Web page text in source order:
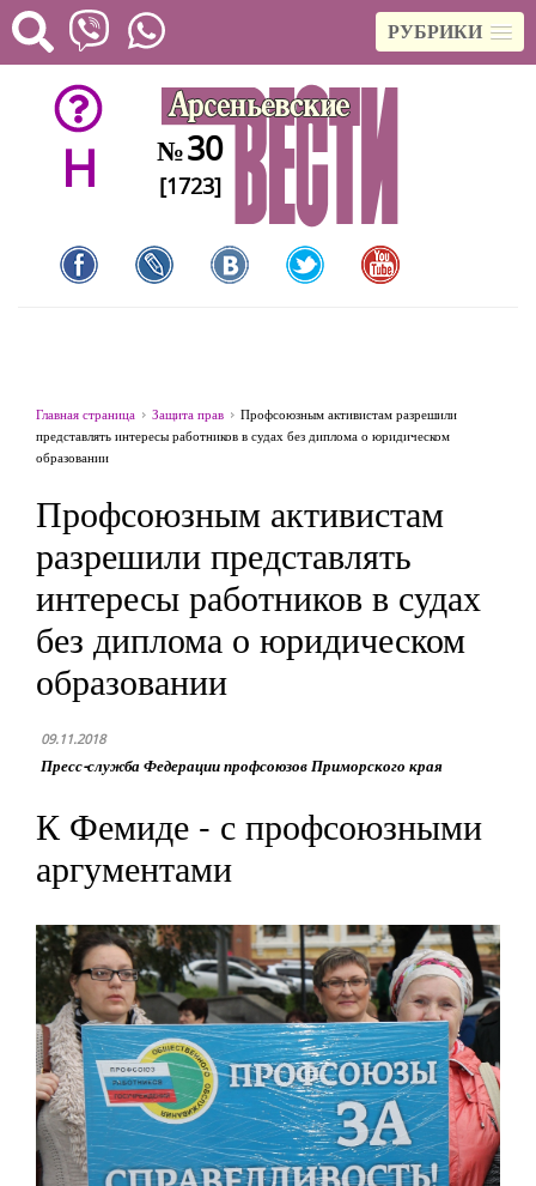
РУБРИКИ
H №30
[1723]
Главная страница Защита прав
Профсоюзным активистам разрешили
представлять интересы работников в судах без диплома о юридическом
образовании
Профсоюзным активистам
разрешили представлять
интересы работников в судах
без диплома о юридическом
образовании
09.11.2018
Пресс-служба Федерации профсоюзов Приморского края
К Фемиде - с профсоюзными
аргументами